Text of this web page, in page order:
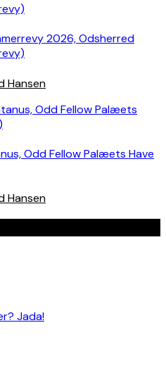
2026, Odsherred
Hansen
Odd Fellow Palæets Have
Hansen
Jada!